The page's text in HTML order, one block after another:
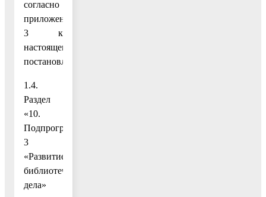
согласно
приложению
3 к
настоящему
постановлению;
1.4.
Раздел
«10.
Подпрограмма
3
«Развитие
библиотечного
дела»